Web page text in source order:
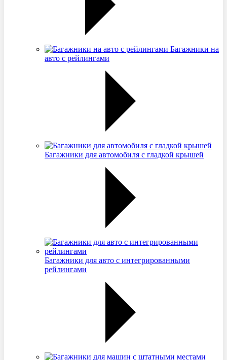
Багажники на
авто с рейлингами
Багажники для автомобиля с гладкой крышей
Багажники для авто с интегрированными
рейлингами